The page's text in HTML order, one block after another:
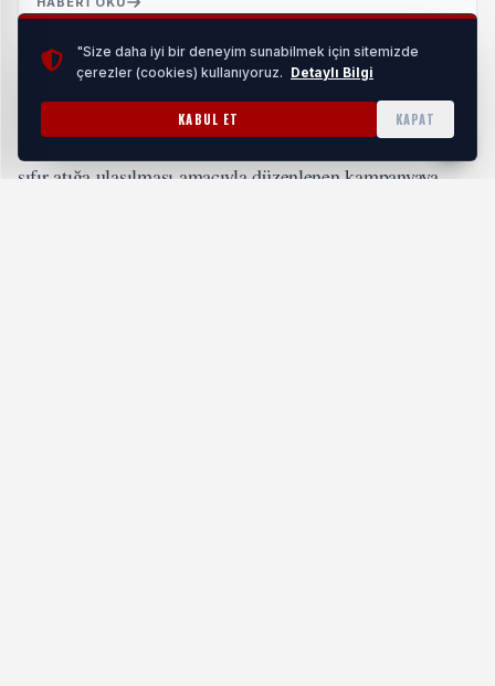
SON TESLİM TARİHİ 30 NİSAN
Belediye önlüğünde atık pillerin geri dönüştürülmesi ve
sıfır atığa ulaşılması amacıyla düzenlenen kampanyaya
"Size daha iyi bir deneyim sunabilmek için sitemizde
çerezler (cookies) kullanıyoruz. Detaylı Bilgi
KABUL ET KAPAT